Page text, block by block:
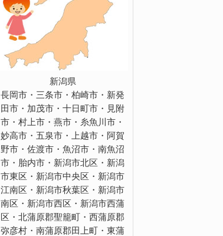
新潟県
長岡市・三条市・柏崎市・新発
田市・加茂市・十日町市・見附
市・村上市・燕市・糸魚川市・
妙高市・五泉市・上越市・阿賀
野市・佐渡市・魚沼市・南魚沼
市・胎内市・新潟市北区・新潟
市東区・新潟市中央区・新潟市
江南区・新潟市秋葉区・新潟市
南区・新潟市西区・新潟市西蒲
区・北蒲原郡聖籠町・西蒲原郡
弥彦村・南蒲原郡田上町・東蒲